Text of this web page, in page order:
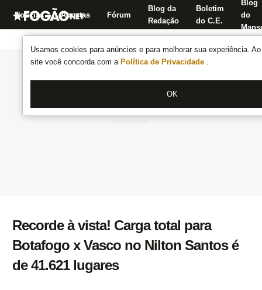
Usamos cookies para anúncios e para melhorar sua experiência.
site você concorda com a Política de Privacidade .
OK
Notícias Apostas Fórum
Blog da
Redação
Boletim
do C.E.
Blog
do
Recorde à vista! Carga total para
Botafogo x Vasco no Nilton Santos é
de 41.621 lugares